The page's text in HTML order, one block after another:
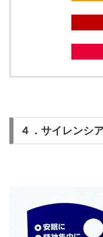
４．サイレンシ